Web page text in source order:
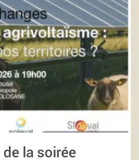
la soirée